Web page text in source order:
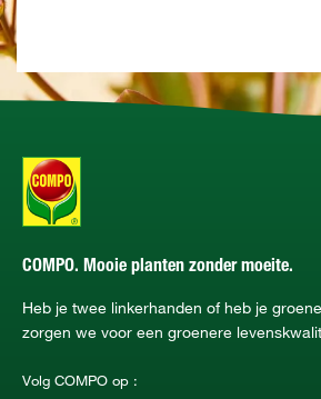
COMPO. Mooie planten zonder moeite.
Heb je twee linkerhanden of heb je
zorgen we voor een groenere
Volg COMPO op :